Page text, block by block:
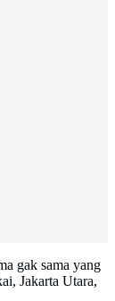
gak sama yang
Jakarta Utara,